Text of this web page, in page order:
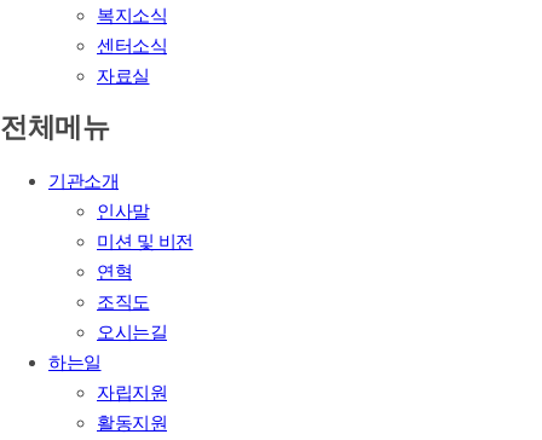
복지소식
센터소식
자료실
전체메뉴
기관소개
인사말
미션 및 비전
연혁
조직도
오시는길
하는일
자립지원
활동지원